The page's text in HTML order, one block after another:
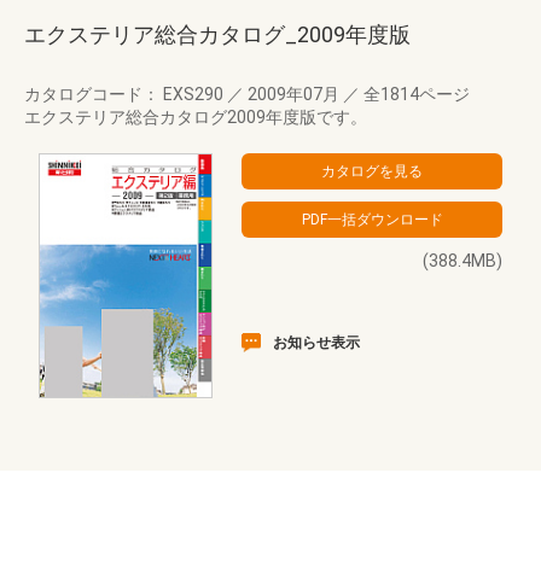
エクステリア総合カタログ_2009年度版
カタログコード： EXS290 ／ 2009年07月 ／ 全1814ページ
エクステリア総合カタログ2009年度版です。
(388.4MB)
お知らせ表示